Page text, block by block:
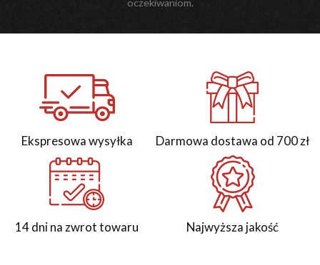
Ekspresowa wysyłka Darmowa dostawa od 700 zł
14 dni na zwrot towaru Najwyższa jakość